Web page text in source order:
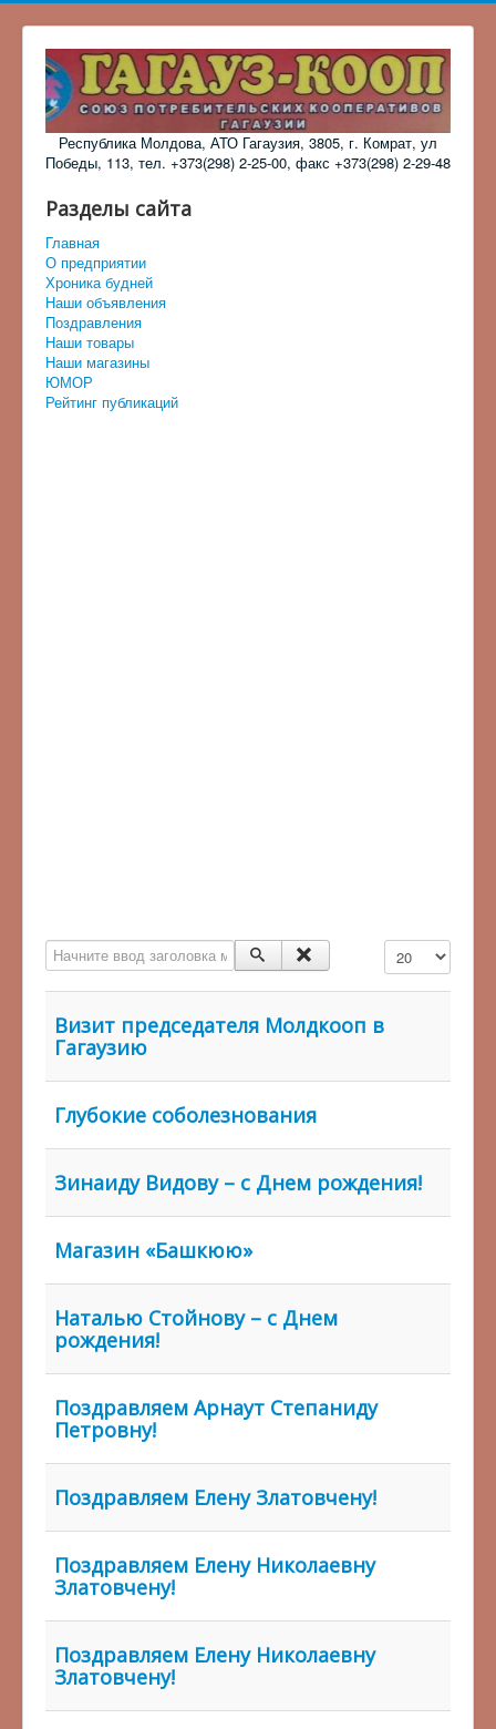
Республика Молдова, АТО Гагаузия, 3805, г. Комрат, ул
Победы, 113, тел. +373(298) 2-25-00, факс +373(298) 2-29-48
Разделы сайта
Главная
О предприятии
Хроника будней
Наши объявления
Поздравления
Наши товары
Наши магазины
ЮМОР
Рейтинг публикаций
Начните ввод заголовка метки Кол-во строк:
Визит председателя Молдкооп в
Гагаузию
Глубокие соболезнования
Зинаиду Видову – с Днем рождения!
Магазин «Башкюю»
Наталью Стойнову – с Днем
рождения!
Поздравляем Арнаут Степаниду
Петровну!
Поздравляем Елену Златовчену!
Поздравляем Елену Николаевну
Златовчену!
Поздравляем Елену Николаевну
Златовчену!